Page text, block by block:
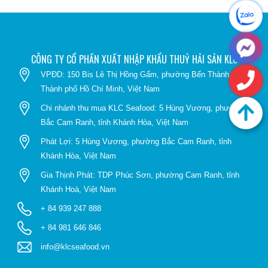
CÔNG TY CỔ PHẦN XUẤT NHẬP KHẨU THUỶ HẢI SẢN KLC
VPĐD: 150 Bis Lê Thị Hồng Gấm, phường Bến Thành,
Thành phố Hồ Chí Minh, Việt Nam
Chi nhánh thu mua KLC Seafood: 5 Hùng Vương, phường
Bắc Cam Ranh, tỉnh Khánh Hòa, Việt Nam
Phát Lợi: 5 Hùng Vương, phường Bắc Cam Ranh, tỉnh
Khánh Hòa, Việt Nam
Gia Thịnh Phát: TDP Phúc Sơn, phường Cam Ranh, tỉnh
Khánh Hoà, Việt Nam
+ 84 939 247 888
+ 84 981 646 846
info@klcseafood.vn